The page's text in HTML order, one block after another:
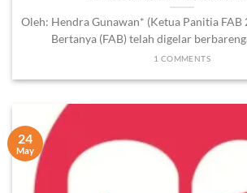
Oleh: Hendra Gunawan* (Ketua Panitia FAB
Bertanya (FAB) telah digelar
1 COMMENTS
24
May